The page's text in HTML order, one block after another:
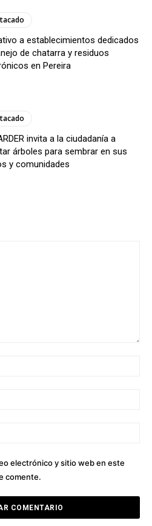
a establecimientos dedicados
de chatarra y residuos
en Pereira
invita a la ciudadanía a
árboles para sembrar en sus
y comunidades
electrónico y sitio web en este
comente.